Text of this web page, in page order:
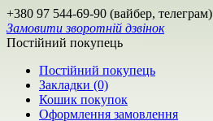
+380 97 544-69-90 (вайбер, телеграм)
Замовити зворотній дзвінок
Постійний покупець
Постійний покупець
Закладки (0)
Кошик покупок
Оформлення замовлення